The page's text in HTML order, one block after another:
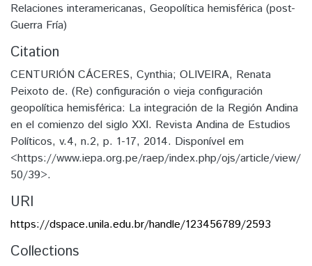
Relaciones interamericanas, Geopolítica hemisférica (post-
Guerra Fría)
Citation
CENTURIÓN CÁCERES, Cynthia; OLIVEIRA, Renata
Peixoto de. (Re) configuración o vieja configuración
geopolítica hemisférica: La integración de la Región Andina
en el comienzo del siglo XXI. Revista Andina de Estudios
Políticos, v.4, n.2, p. 1-17, 2014. Disponível em
<https://www.iepa.org.pe/raep/index.php/ojs/article/view/
50/39>.
URI
https://dspace.unila.edu.br/handle/123456789/2593
Collections